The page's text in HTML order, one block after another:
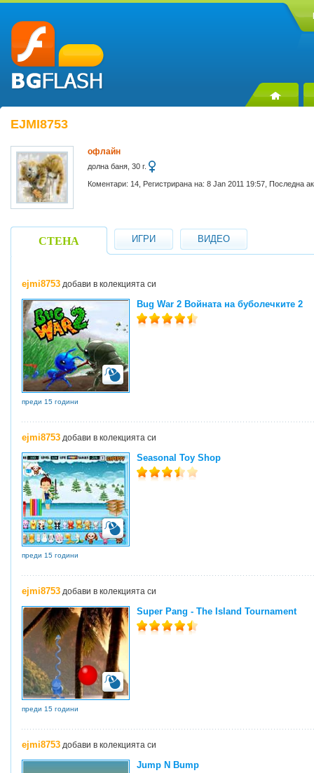
EJMI8753
офлайн
долна баня, 30 г.
Коментари: 14, Регистрирана на: 8 Jan 2011 19:57, Последна
СТЕНА ИГРИ ВИДЕО
ejmi8753 добави в колекцията си
Bug War 2 Войната на буболечките 2
преди 15 години
ejmi8753 добави в колекцията си
Seasonal Toy Shop
преди 15 години
ejmi8753 добави в колекцията си
Super Pang - The Island Tournament
преди 15 години
ejmi8753 добави в колекцията си
Jump N Bump